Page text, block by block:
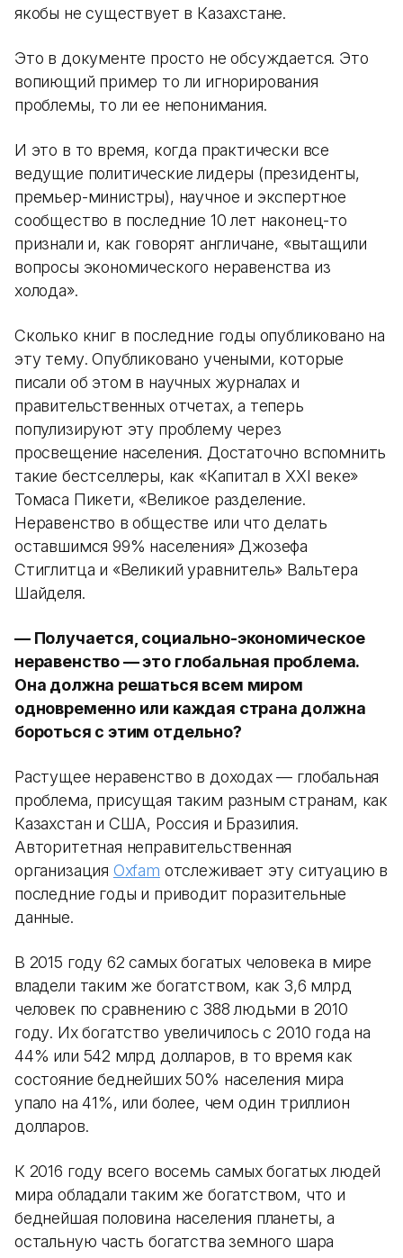
якобы не существует в Казахстане.
Это в документе просто не обсуждается. Это
вопиющий пример то ли игнорирования
проблемы, то ли ее непонимания.
И это в то время, когда практически все
ведущие политические лидеры (президенты,
премьер-министры), научное и экспертное
сообщество в последние 10 лет наконец-то
признали и, как говорят англичане, «вытащили
вопросы экономического неравенства из
холода».
Сколько книг в последние годы опубликовано на
эту тему. Опубликовано учеными, которые
писали об этом в научных журналах и
правительственных отчетах, а теперь
популизируют эту проблему через
просвещение населения. Достаточно вспомнить
такие бестселлеры, как «Капитал в XXI веке»
Томаса Пикети, «Великое разделение.
Неравенство в обществе или что делать
оставшимся 99% населения» Джозефа
Стиглитца и «Великий уравнитель» Вальтера
Шайделя.
— Получается, социально-экономическое
неравенство — это глобальная проблема.
Она должна решаться всем миром
одновременно или каждая страна должна
бороться с этим отдельно?
Растущее неравенство в доходах — глобальная
проблема, присущая таким разным странам, как
Казахстан и США, Россия и Бразилия.
Авторитетная неправительственная
организация Oxfam отслеживает эту ситуацию в
последние годы и приводит поразительные
данные.
В 2015 году 62 самых богатых человека в мире
владели таким же богатством, как 3,6 млрд
человек по сравнению с 388 людьми в 2010
году. Их богатство увеличилось с 2010 года на
44% или 542 млрд долларов, в то время как
состояние беднейших 50% населения мира
упало на 41%, или более, чем один триллион
долларов.
К 2016 году всего восемь самых богатых людей
мира обладали таким же богатством, что и
беднейшая половина населения планеты, а
остальную часть богатства земного шара